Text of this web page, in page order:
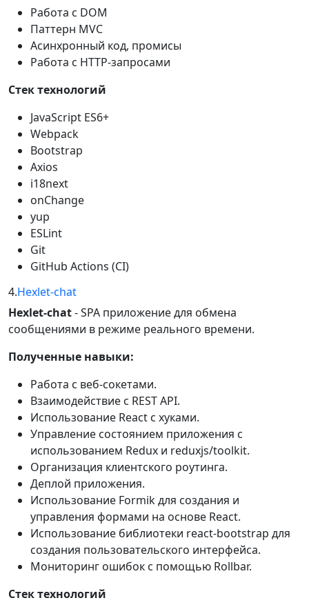
Работа с DOM
Паттерн MVC
Асинхронный код, промисы
Работа с HTTP-запросами
Стек технологий
JavaScript ES6+
Webpack
Bootstrap
Axios
i18next
onChange
yup
ESLint
Git
GitHub Actions (CI)
4.Hexlet-chat
Hexlet-chat- SPA приложение для обмена
сообщениями в режиме реального времени.
Полученные навыки:
Работа с веб-сокетами.
Взаимодействие с REST API.
Использование React с хуками.
Управление состоянием приложения с
использованием Redux и reduxjs/toolkit.
Организация клиентского роутинга.
Деплой приложения.
Использование Formik для создания и
управления формами на основе React.
Использование библиотеки react-bootstrap для
создания пользовательского интерфейса.
Мониторинг ошибок с помощью Rollbar.
Стек технологий